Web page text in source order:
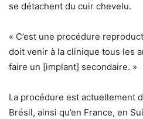
se détachent du cuir chevelu.
« C’est une procédure
doit venir à la clinique tous les
faire un [implant] secondaire. »
La procédure est actuellement
Brésil, ainsi qu’en France, en